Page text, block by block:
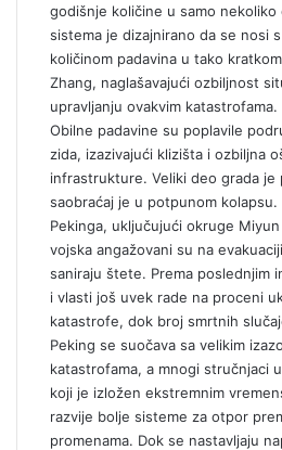
godišnje količine u samo nekoliko
sistema je dizajnirano da se nosi
količinom padavina u tako
Zhang, naglašavajući ozbiljnost
upravljanju ovakvim katastrofama.
Obilne padavine su poplavile
zida, izazivajući klizišta i ozbiljna
infrastrukture. Veliki deo grada je
saobraćaj je u potpunom
Pekinga, uključujući okruge
vojska angažovani su na
saniraju štete. Prema poslednjim
i vlasti još uvek rade na proceni
katastrofe, dok broj smrtnih
Peking se suočava sa velikim
katastrofama, a mnogi stručnjaci
koji je izložen ekstremnim
razvije bolje sisteme za otpor
promenama. Dok se nastavljaju